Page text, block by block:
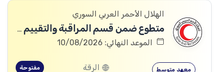
الهلال الأحمر العربي السوري
متطوع ضمن قسم المراقبة والتقييم والتعلم (MEAL)
الموعد النهائي: 10/08/2026
معهد متوسط الرقة مفتوحة